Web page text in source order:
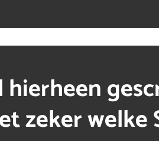
hierheen
zeker welke